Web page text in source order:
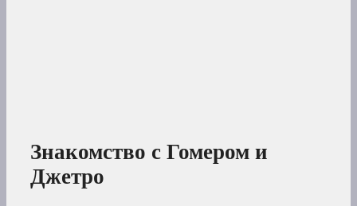
Знакомство с Гомером и
Джетро